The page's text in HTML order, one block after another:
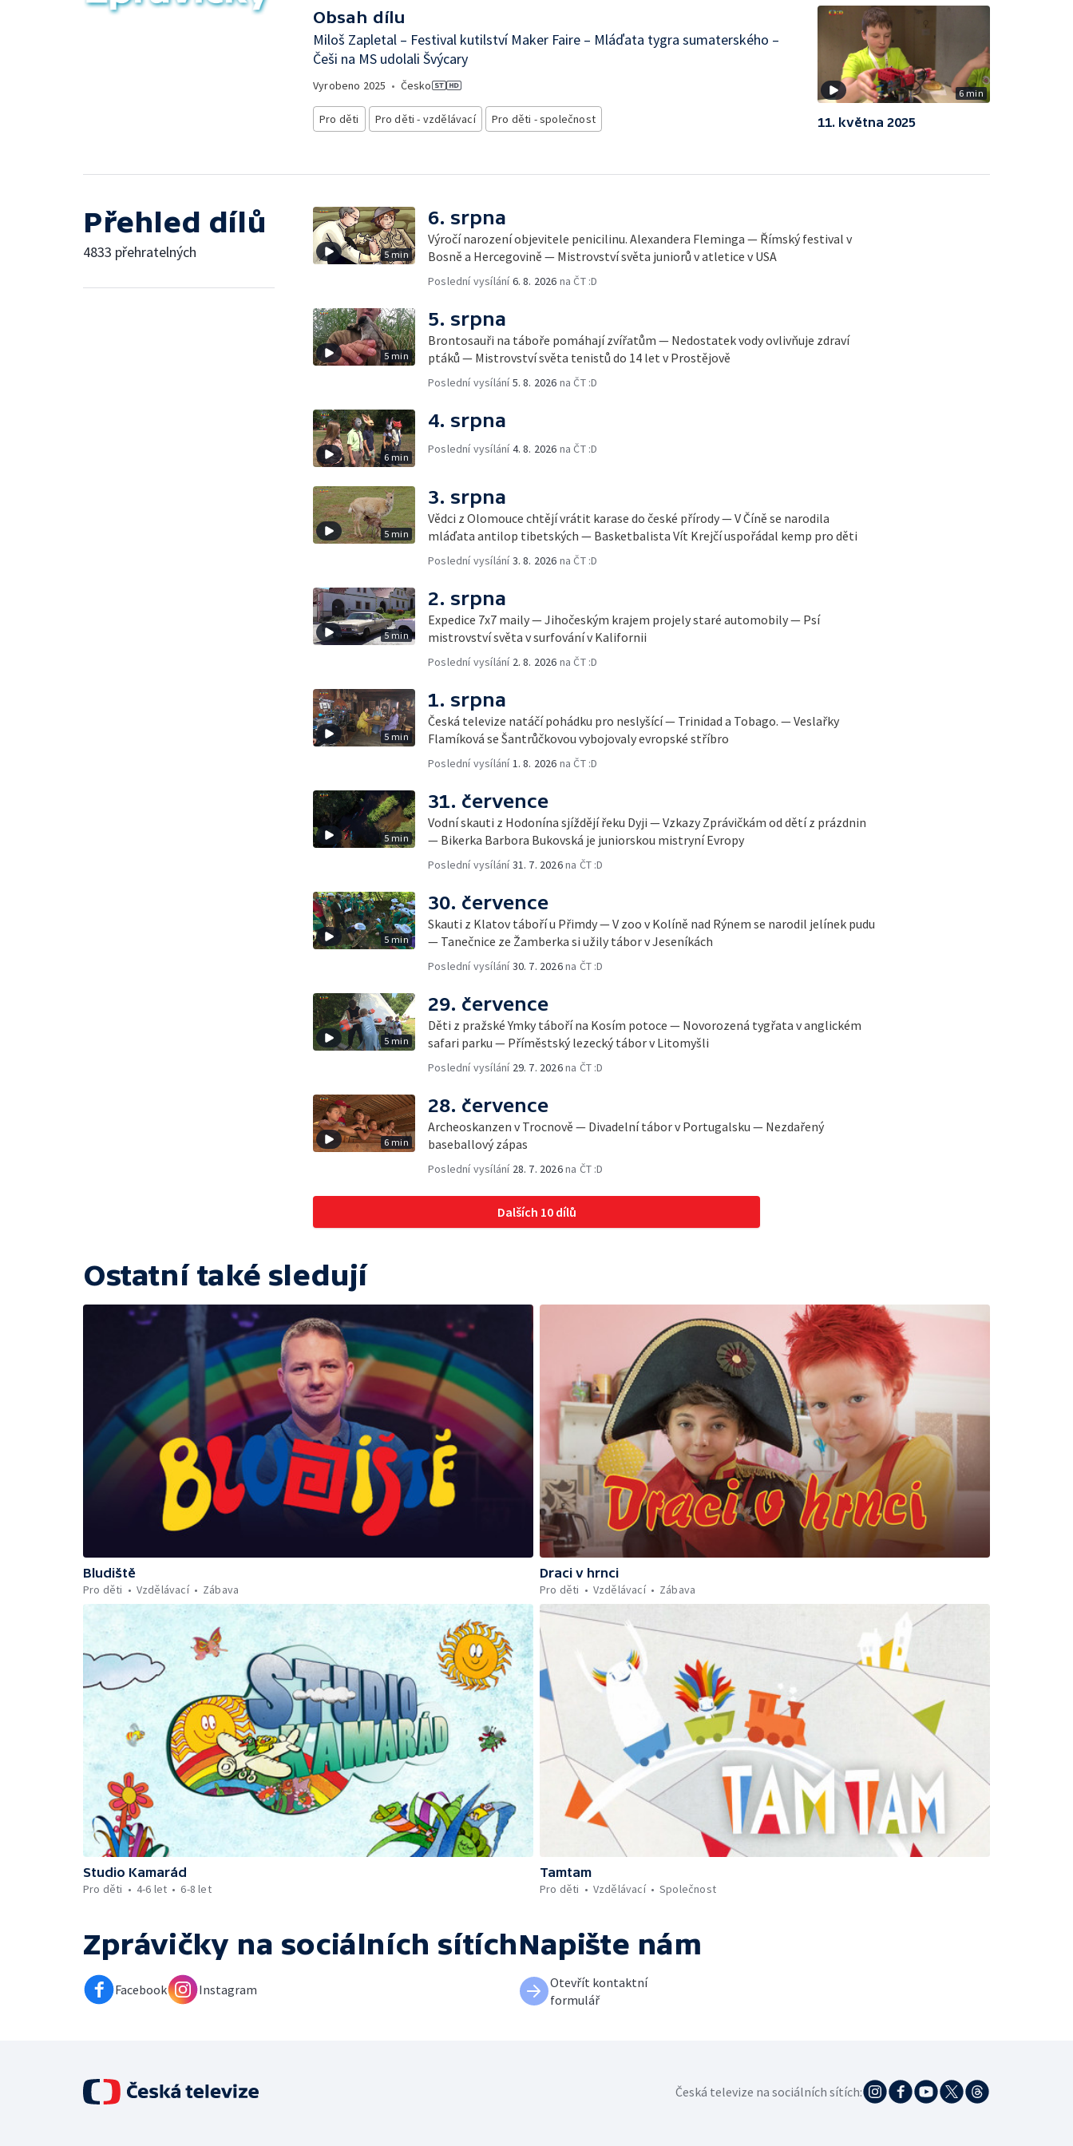
Obsah dílu
Miloš Zapletal – Festival kutilství Maker Faire – Mláďata tygra sumaterského –
Češi na MS udolali Švýcary
Vyrobeno 2025 • Česko
Pro děti Pro děti - vzdělávací Pro děti - společnost
6 min
11. května 2025
Přehled dílů
4833 přehratelných 5 min
6. srpna
Výročí narození objevitele penicilinu. Alexandera Fleminga — Římský festival v
Bosně a Hercegovině — Mistrovství světa juniorů v atletice v USA
Poslední vysílání6. 8. 2026 na ČT :D
5 min
5. srpna
Brontosauři na táboře pomáhají zvířatům — Nedostatek vody ovlivňuje zdraví
ptáků — Mistrovství světa tenistů do 14 let v Prostějově
Poslední vysílání5. 8. 2026 na ČT :D
6 min
4. srpna
Poslední vysílání4. 8. 2026 na ČT :D
5 min
3. srpna
Vědci z Olomouce chtějí vrátit karase do české přírody — V Číně se narodila
mláďata antilop tibetských — Basketbalista Vít Krejčí uspořádal kemp pro děti
Poslední vysílání3. 8. 2026 na ČT :D
5 min
2. srpna
Expedice 7x7 maily — Jihočeským krajem projely staré automobily — Psí
mistrovství světa v surfování v Kalifornii
Poslední vysílání 2. 8. 2026 na ČT :D
5 min
1. srpna
Česká televize natáčí pohádku pro neslyšící — Trinidad a Tobago. — Veslařky
Flamíková se Šantrůčkovou vybojovaly evropské stříbro
Poslední vysílání 1. 8. 2026 na ČT :D
5 min
31. července
Vodní skauti z Hodonína sjíždějí řeku Dyji — Vzkazy Zprávičkám od dětí z prázdnin
— Bikerka Barbora Bukovská je juniorskou mistryní Evropy
Poslední vysílání31. 7. 2026na ČT :D
5 min
30. července
Skauti z Klatov táboří u Přimdy — V zoo v Kolíně nad Rýnem se narodil jelínek pudu
— Tanečnice ze Žamberka si užily tábor v Jeseníkách
Poslední vysílání30. 7. 2026na ČT :D
5 min
29. července
Děti z pražské Ymky táboří na Kosím potoce — Novorozená tygřata v anglickém
safari parku — Příměstský lezecký tábor v Litomyšli
Poslední vysílání 29. 7. 2026na ČT :D
6 min
28. července
Archeoskanzen v Trocnově — Divadelní tábor v Portugalsku — Nezdařený
baseballový zápas
Poslední vysílání 28. 7. 2026na ČT :D
Dalších 10 dílů
Ostatní také sledují
Bludiště
Pro děti
Vzdělávací Zábava
Draci v hrnci
Pro děti
Vzdělávací Zábava
Studio Kamarád
Pro děti
4-6 let 6-8 let
Tamtam
Pro děti
Vzdělávací Společnost
Zprávičky na sociálních sítích
Facebook Instagram
Napište nám
Otevřít kontaktní
formulář
Česká televize na sociálních sítích: